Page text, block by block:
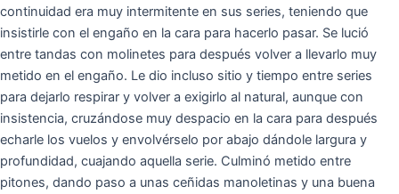
continuidad era muy intermitente en sus series, teniendo que
insistirle con el engaño en la cara para hacerlo pasar. Se lució
entre tandas con molinetes para después volver a llevarlo muy
metido en el engaño. Le dio incluso sitio y tiempo entre series
para dejarlo respirar y volver a exigirlo al natural, aunque con
insistencia, cruzándose muy despacio en la cara para después
echarle los vuelos y envolvérselo por abajo dándole largura y
profundidad, cuajando aquella serie. Culminó metido entre
pitones, dando paso a unas ceñidas manoletinas y una buena